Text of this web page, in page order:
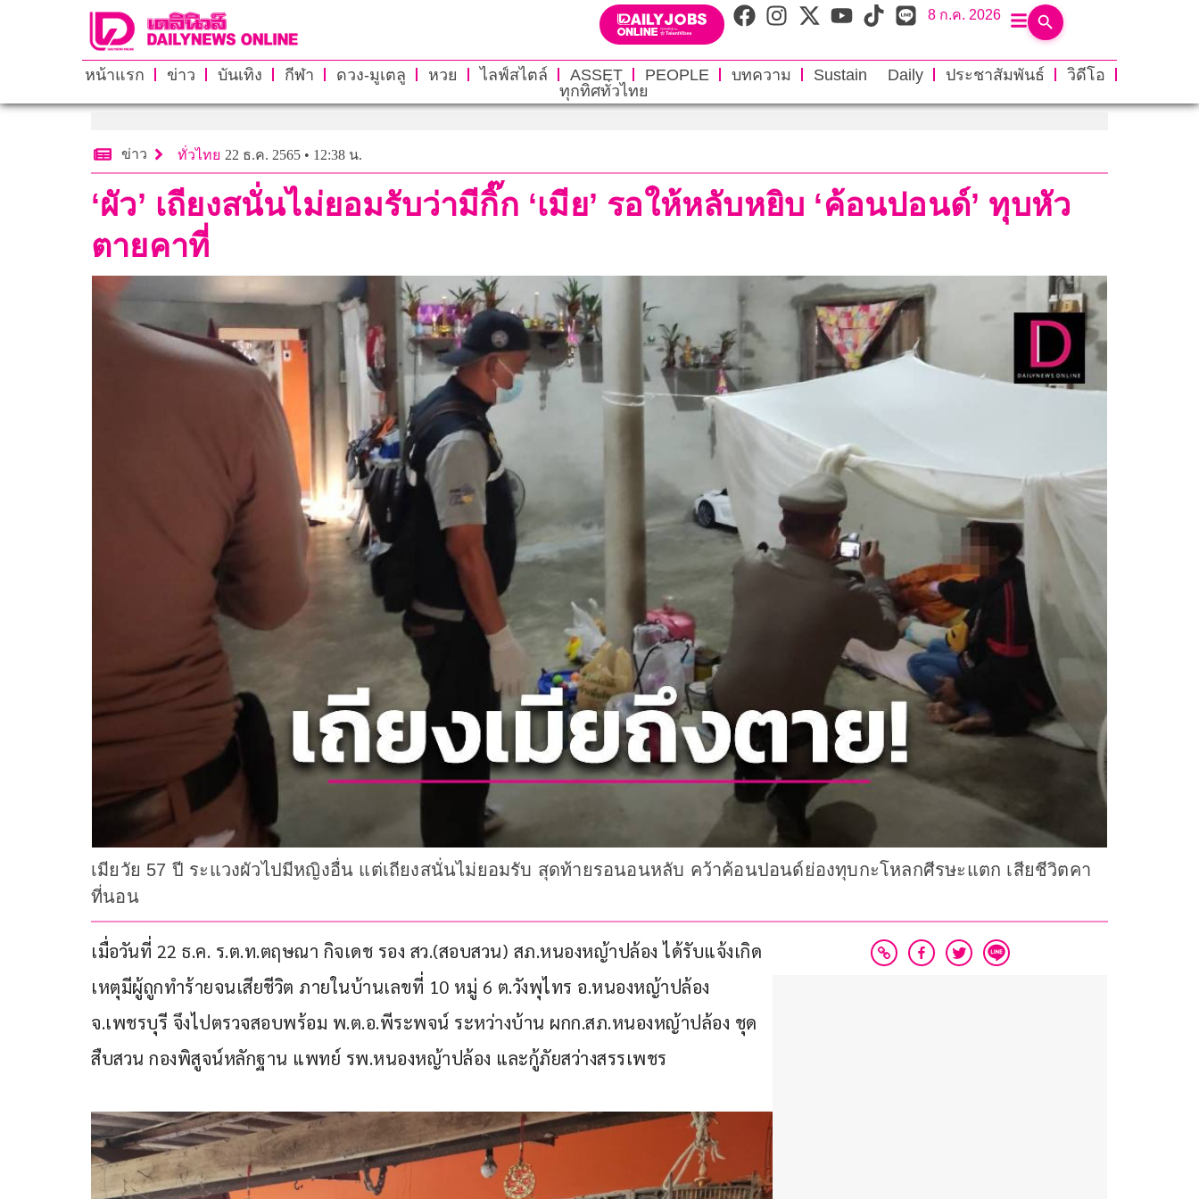
8 ก.ค. 2026
หน้าแรก ข่าว บันเทิง กีฬา ดวง-มูเตลู หวย ไลฟ์สไตล์ ASSET PEOPLE บทความ Sustain Daily ประชาสัมพันธ์
วิดีโอ
ทุกทิศทั่วไทย
ข่าว ทั่วไทย 22 ธ.ค. 2565 • 12:38 น.
‘ผัว’ เถียงสนั่นไม่ยอมรับว่ามีกิ๊ก ‘เมีย’ รอให้หลับหยิบ ‘ค้อนปอนด์’ ทุบหัว
ตายคาที่
เมียวัย 57 ปี ระแวงผัวไปมีหญิงอื่น แต่เถียงสนั่นไม่ยอมรับ สุดท้ายรอนอนหลับ คว้าค้อนปอนด์ย่องทุบกะโหลกศีรษะแตก เสียชีวิตคา
ที่นอน
เมื่อวันที่ 22 ธ.ค. ร.ต.ท.ตฤษณา กิจเดช รอง สว.(สอบสวน) สภ.หนองหญ้าปล้อง ได้รับแจ้งเกิด
เหตุมีผู้ถูกทำร้ายจนเสียชีวิต ภายในบ้านเลขที่ 10 หมู่ 6 ต.วังพุไทร อ.หนองหญ้าปล้อง
จ.เพชรบุรี จึงไปตรวจสอบพร้อม พ.ต.อ.พีระพจน์ ระหว่างบ้าน ผกก.สภ.หนองหญ้าปล้อง ชุด
สืบสวน กองพิสูจน์หลักฐาน แพทย์ รพ.หนองหญ้าปล้อง และกู้ภัยสว่างสรรเพชร